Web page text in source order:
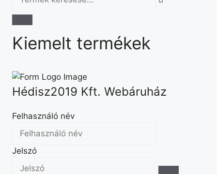
Kiemelt termékek
Hédisz2019 Kft. Webáruház
Felhasználó név
Jelszó